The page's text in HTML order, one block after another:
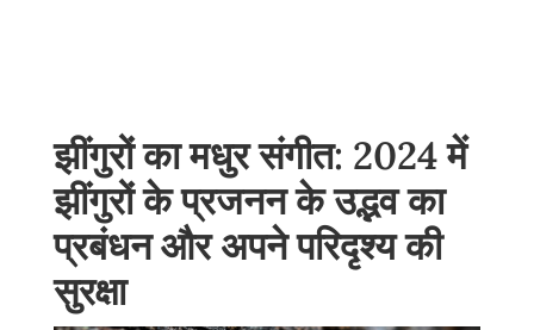
झींगुरों का मधुर संगीत: 2024 में
झींगुरों के प्रजनन के उद्भव का
प्रबंधन और अपने परिदृश्य की
सुरक्षा